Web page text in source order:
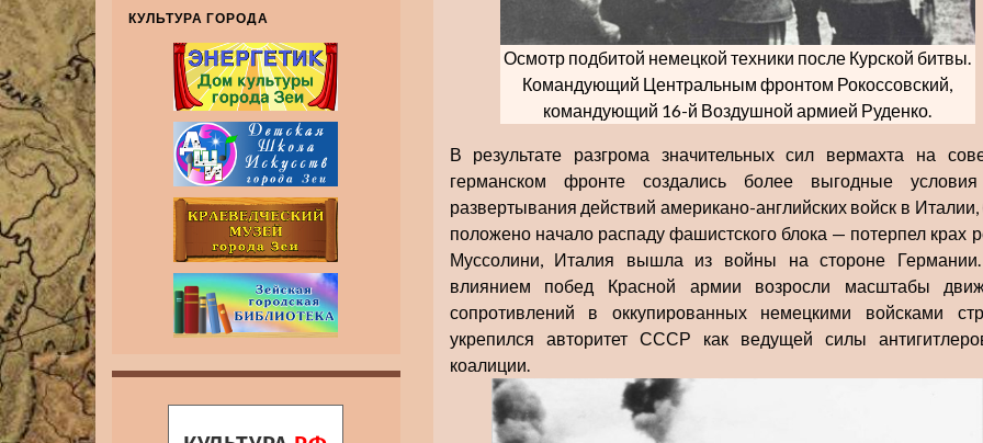
Осмотр подбитой немецкой техники после Курской битвы.
Командующий Центральным фронтом Рокоссовский,
командующий 16-й Воздушной армией Руденко.
В результате разгрома значительных сил вермахта на
германском фронте создались более выгодные
развертывания действий американо-английских войск в
положено начало распаду фашистского блока — потерпел крах
Муссолини, Италия вышла из войны на стороне
влиянием побед Красной армии возросли масштабы
сопротивлений в оккупированных немецкими войсками
укрепился авторитет СССР как ведущей силы
коалиции.
КУЛЬТУРА ГОРОДА